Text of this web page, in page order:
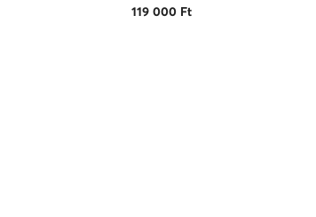
119 000 Ft